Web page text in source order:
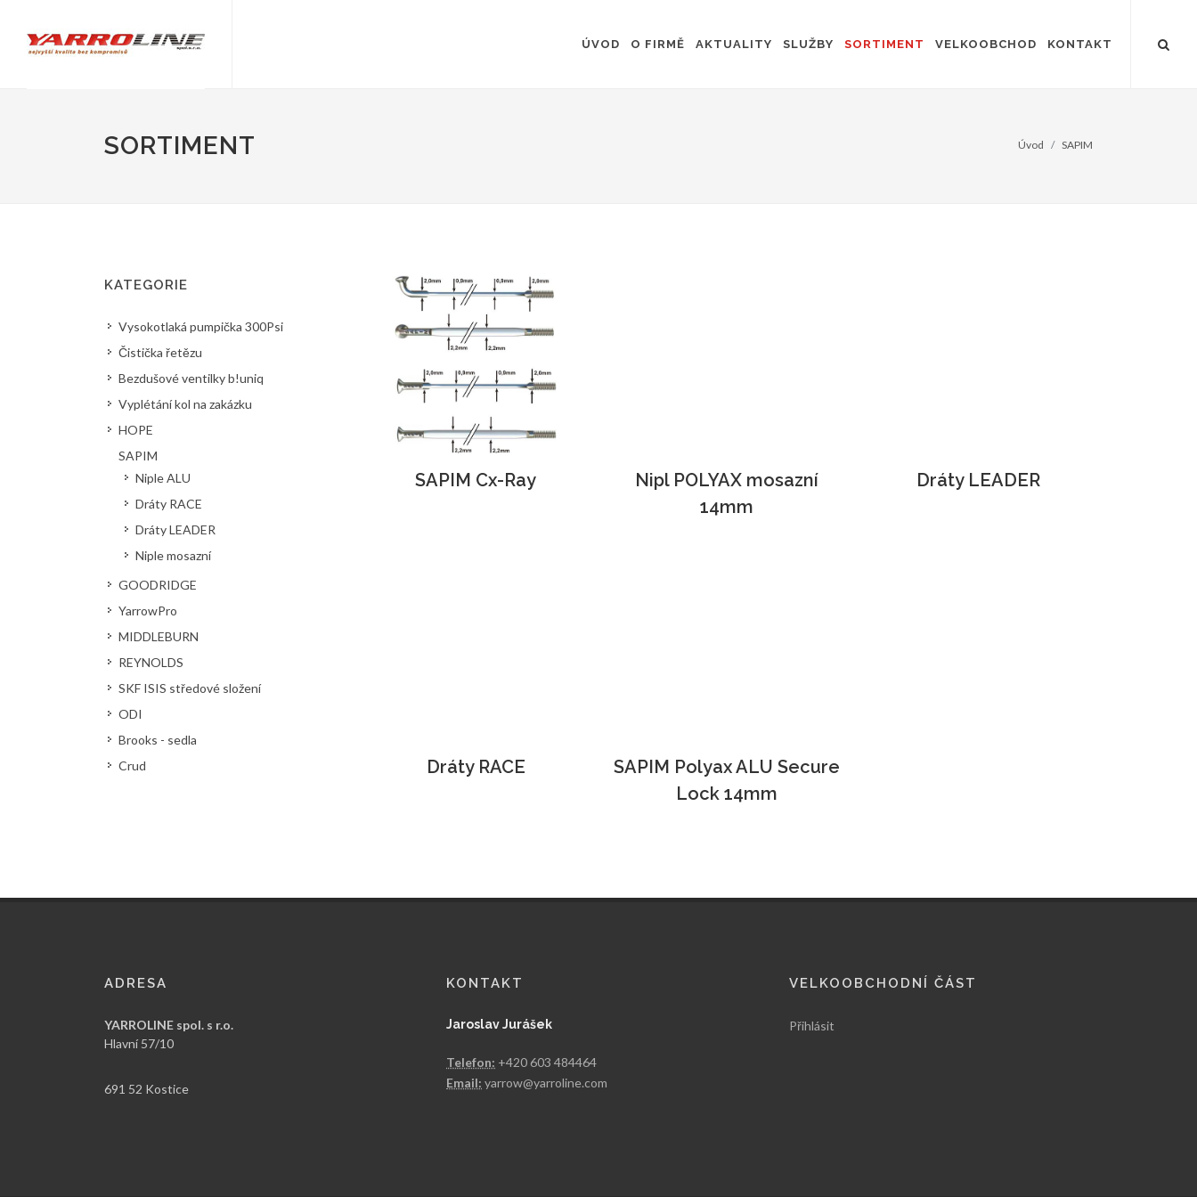
ÚVOD O FIRMĚ AKTUALITY SLUŽBY SORTIMENT VELKOOBCHOD KONTAKT
SORTIMENT Úvod SAPIM
SAPIM Cx-Ray
Nipl POLYAX mosazní
14mm
Dráty LEADER
Dráty RACE
SAPIM Polyax ALU Secure
Lock 14mm
KATEGORIE
Vysokotlaká pumpička 300Psi
Čistička řetězu
Bezdušové ventilky b!uniq
Vyplétání kol na zakázku
HOPE
SAPIM
Niple ALU
Dráty RACE
Dráty LEADER
Niple mosazní
GOODRIDGE
YarrowPro
MIDDLEBURN
REYNOLDS
SKF ISIS středové složení
ODI
Brooks - sedla
Crud
ADRESA
YARROLINE spol. s r.o.
Hlavní 57/10
691 52 Kostice
KONTAKT
Jaroslav Jurášek
Telefon: +420 603 484464
Email: yarrow@yarroline.com
VELKOOBCHODNÍ ČÁST
Přihlásit